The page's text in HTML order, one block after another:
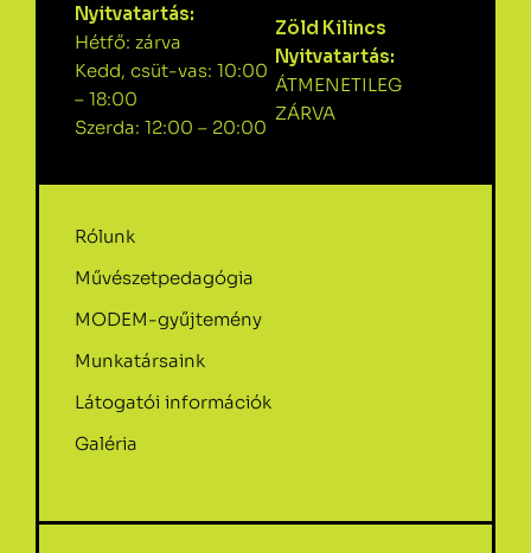
Nyitvatartás:
Hétfő: zárva
Kedd, csüt-vas: 10:00
– 18:00
Szerda: 12:00 – 20:00
Zöld Kilincs
Nyitvatartás:
ÁTMENETILEG
ZÁRVA
Rólunk
Művészetpedagógia
MODEM-gyűjtemény
Munkatársaink
Látogatói információk
Galéria